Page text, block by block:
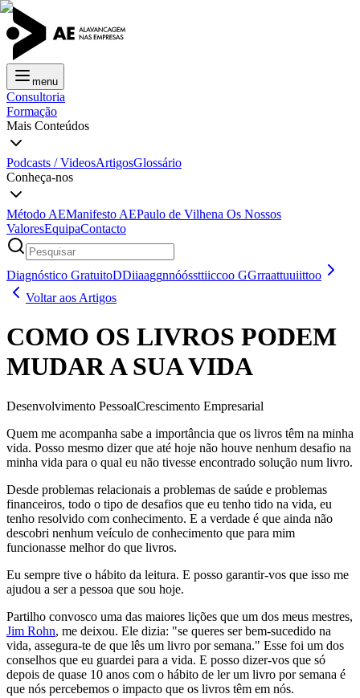
menu
Consultoria
Formação
Mais Conteúdos
Podcasts / VideosArtigosGlossário
Conheça-nos
Método AEManifesto AEPaulo de Vilhena Os Nossos
ValoresEquipaContacto
Diagnóstico GratuitoDDiiaaggnnóóssttiiccoo GGrraattuuiittoo
Voltar aos Artigos
COMO OS LIVROS PODEM
MUDAR A SUA VIDA
Desenvolvimento PessoalCrescimento Empresarial
Quem me acompanha sabe a importância que os livros têm na minha
vida. Posso mesmo dizer que até hoje não houve nenhum desafio na
minha vida para o qual eu não tivesse encontrado solução num livro.
Desde problemas relacionais a problemas de saúde e problemas
financeiros, todo o tipo de desafios que eu tenho tido na vida, eu
tenho resolvido com conhecimento. E a verdade é que ainda não
descobri nenhum veículo de conhecimento que para mim
funcionasse melhor do que livros.
Eu sempre tive o hábito da leitura. E posso garantir-vos que isso me
ajudou a ser a pessoa que sou hoje.
Partilho convosco uma das maiores lições que um dos meus mestres,
Jim Rohn, me deixou. Ele dizia: "se queres ser bem-sucedido na
vida, assegura-te de que lês um livro por semana." Esse foi um dos
conselhos que eu guardei para a vida. E posso dizer-vos que só
depois de quase 10 anos com o hábito de ler um livro por semana é
que nós percebemos o impacto que os livros têm em nós.